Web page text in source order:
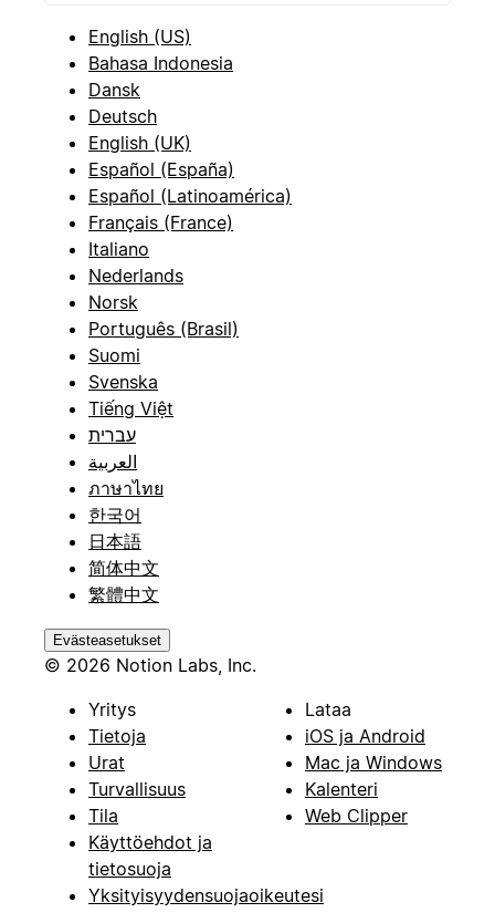
English (US)
Bahasa Indonesia
Dansk
Deutsch
English (UK)
Español (España)
Español (Latinoamérica)
Français (France)
Italiano
Nederlands
Norsk
Português (Brasil)
Suomi
Svenska
Tiếng Việt
עברית
العربية
ภาษาไทย
한국어
日本語
简体中文
繁體中文
Evästeasetukset
© 2026 Notion Labs, Inc.
Yritys
Tietoja
Urat
Turvallisuus
Tila
Käyttöehdot ja
tietosuoja
Yksityisyydensuojaoikeutesi
Lataa
iOS ja Android
Mac ja Windows
Kalenteri
Web Clipper